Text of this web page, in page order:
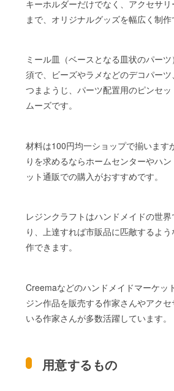
キーホルダーだけでなく、アクセサ
まで、オリジナルグッズを幅広く制作
ミール皿（ベースとなる皿状のパー
須で、ビーズやラメなどのデコパー
つまようじ、パーツ配置用のピンセ
ムーズです。
材料は100円均一ショップで揃います
りを求めるならホームセンターやハ
ット通販での購入がおすすめです。
レジンクラフトはハンドメイドの世
り、上達すれば市販品に匹敵するよ
作できます。
Creemaなどのハンドメイドマーケッ
ジン作品を販売する作家さんやアク
いる作家さんが多数活躍しています。
用意するもの